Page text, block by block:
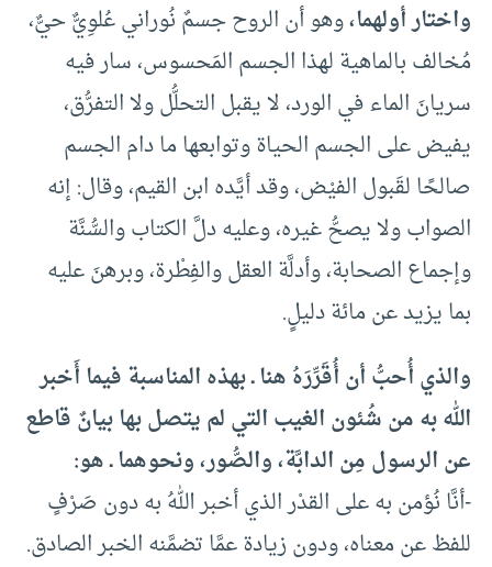
واختار أولهما،وهو أن الروح جسمٌ نُوراني عُلوِيٌّ حيٌّ،
مُخالف بالماهية لهذا الجسم المَحسوس، سار فيه
سريانَ الماء في الورد، لا يقبل التحلُّل ولا التفرُّق،
يفيض على الجسم الحياة وتوابعها ما دام الجسم
صالحًا لقَبول الفيْض، وقد أيَّده ابن القيم، وقال: إنه
الصواب ولا يصحُّ غيره، وعليه دلَّ الكتاب والسُّنَّة
وإجماع الصحابة، وأدلَّة العقل والفِطْرة، وبرهنَ عليه
بما يزيد عن مائة دليلٍ.
والذي أُحبُّ أن أُقَرِّرَهُ هنا ـ بهذه المناسبة فيما أَخبر
الله به من شُئون الغيب التي لم يتصل بها بيانٌ قاطع
عن الرسول مِن الدابَّة، والصُّور، ونحوهما ـ هو:
-أنَّا نُؤمن به على القدْر الذي أخبر اللهُ به دون صَرْفٍ
للفظ عن معناه، ودون زيادة عمَّا تضمَّنه الخبر الصادق.